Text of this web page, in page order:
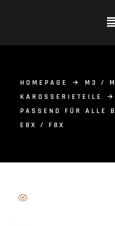
HOMEPAGE M3 /
KAROSSERIETEILE
PASSEND FÜR ALLE
E8X / F8X